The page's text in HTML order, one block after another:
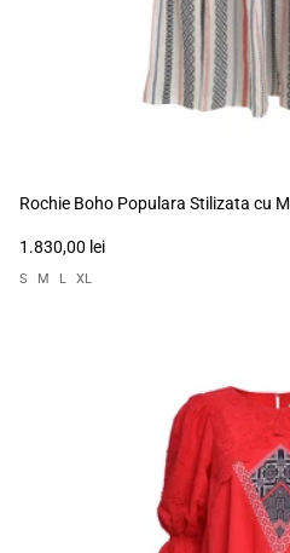
Rochie Boho Populara Stilizata cu
1.830,00 lei
S M L XL